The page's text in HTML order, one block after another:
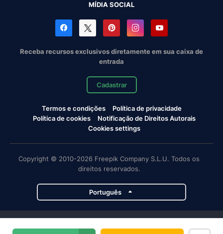
MÍDIA SOCIAL
Receba recursos exclusivos diretamente em sua caixa de
entrada
Cadastrar
Termos e condições
Política de privacidade
Política de cookies
Notificação de Direitos Autorais
Cookies settings
Copyright © 2010-2026 Freepik Company S.L.U. Todos os
direitos reservados.
Português